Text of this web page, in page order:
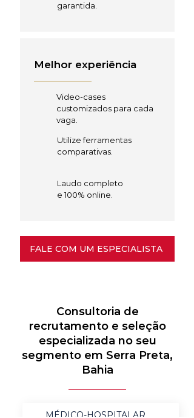
garantida.
Melhor experiência
Video-cases
customizados para cada
vaga.
Utilize ferramentas
comparativas.
Laudo completo
e 100% online.
FALE COM UM ESPECIALISTA
Consultoria de
recrutamento e seleção
especializada no seu
segmento em Serra Preta,
Bahia
MÉDICO-HOSPITALAR